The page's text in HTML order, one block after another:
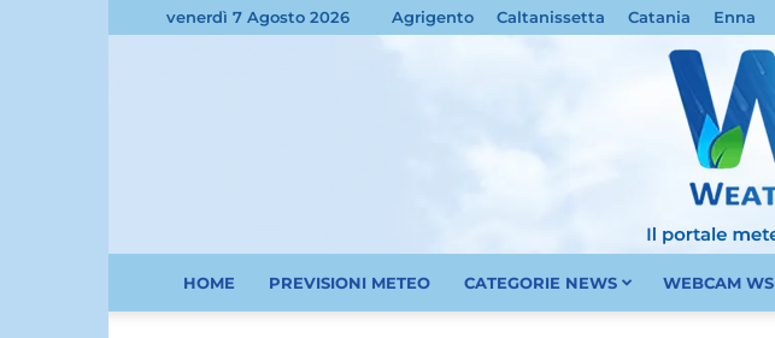
venerdì 7 Agosto 2026 Agrigento Caltanissetta Catania Enna
HOME PREVISIONI METEO CATEGORIE NEWS WEBCAM WS